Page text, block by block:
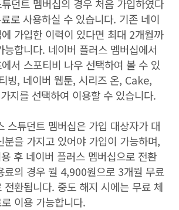
던트 멤버십의 경우 처음 가입하였다
로 사용하실 수 있습니다. 기존 네이
가입한 이력이 있다면 최대 2개월까
능합니다. 네이버 플러스 멤버십에서
서 스포티비 나우 선택하여 볼 수 있
빙, 네이버 웹툰, 시리즈 온, Cake,
가지를 선택하여 이용할 수 있습니다.
스튜던트 멤버십은 가입 대상자가 대
분을 가지고 있어야 가입이 가능하며,
후 네이버 플러스 멤버십으로 전환
료의 경우 월 4,900원으로 3개월 무료
전환됩니다. 중도 해지 시에는 무료 체
이용 가능합니다.